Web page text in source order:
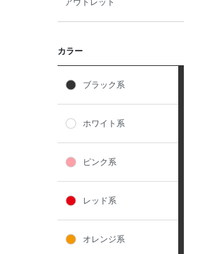
アウトレット
カラー
ブラック系
ホワイト系
ピンク系
レッド系
オレンジ系